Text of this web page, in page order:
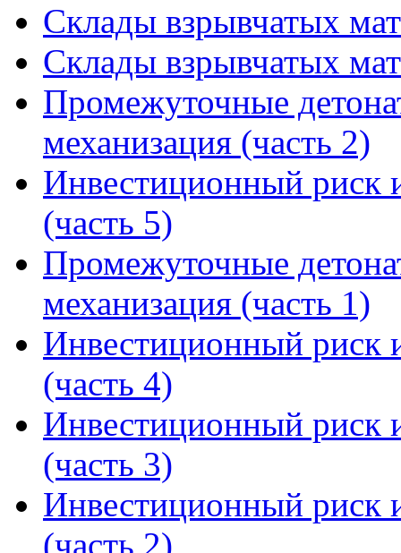
Склады взрывчатых
Склады взрывчатых
Промежуточные
механизация (часть 2)
Инвестиционный риск
(часть 5)
Промежуточные
механизация (часть 1)
Инвестиционный риск
(часть 4)
Инвестиционный риск
(часть 3)
Инвестиционный риск
(часть 2)